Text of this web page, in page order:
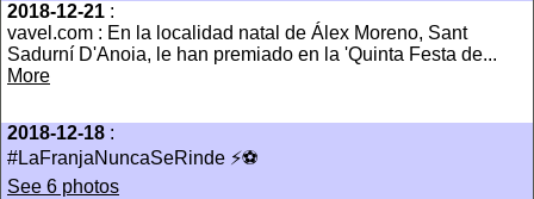
2018-12-21 :
vavel.com : En la localidad natal de Álex Moreno, Sant
Sadurní D'Anoia, le han premiado en la 'Quinta Festa de...
More
2018-12-18 :
#LaFranjaNuncaSeRinde ⚡️⚽️
See 6 photos